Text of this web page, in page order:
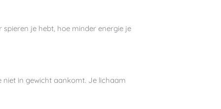
je hebt, hoe minder energie je
in gewicht aankomt. Je lichaam